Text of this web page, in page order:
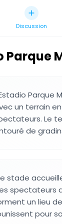
Discussion
Parque
Parque
un terrain
Le
de
stade
spectateurs
un lieu
pour